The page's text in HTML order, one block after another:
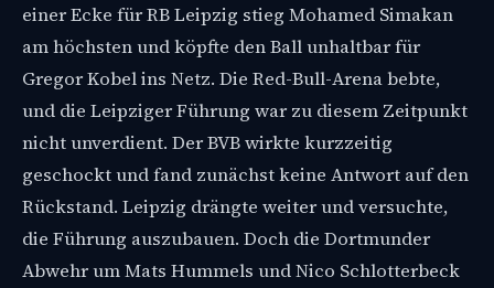
einer Ecke für RB Leipzig stieg Mohamed Simakan
am höchsten und köpfte den Ball unhaltbar für
Gregor Kobel ins Netz. Die Red-Bull-Arena bebte,
und die Leipziger Führung war zu diesem Zeitpunkt
nicht unverdient. Der BVB wirkte kurzzeitig
geschockt und fand zunächst keine Antwort auf den
Rückstand. Leipzig drängte weiter und versuchte,
die Führung auszubauen. Doch die Dortmunder
Abwehr um Mats Hummels und Nico Schlotterbeck